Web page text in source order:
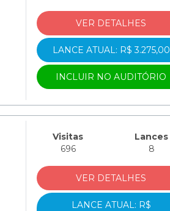
VER DETALHES
LANCE ATUAL: R$ 3.275,00
INCLUIR NO AUDITÓRIO
Visitas
696
Lances
8
VER DETALHES
LANCE ATUAL: R$